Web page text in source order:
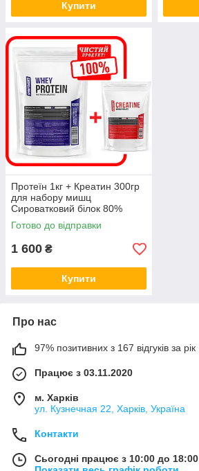
Купити
Протеїн 1кг + Креатин 300гр
для набору мишц
Сироватковий білок 80%
Whey Protein + Creatine
Готово до відправки
1 600 ₴
Купити
Про нас
97% позитивних з 167 відгуків за рік
Працює з 03.11.2020
м. Харків
ул. Кузнечная 22, Харків, Україна
Контакти
Сьогодні працює з 10:00 до 18:00